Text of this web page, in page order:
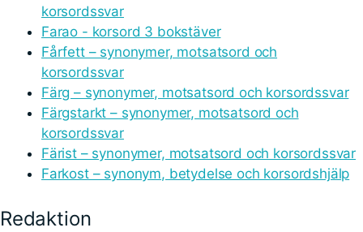
korsordssvar
Farao - korsord 3 bokstäver
Fårfett – synonymer, motsatsord och
korsordssvar
Färg – synonymer, motsatsord och korsordssvar
Färgstarkt – synonymer, motsatsord och
korsordssvar
Färist – synonymer, motsatsord och korsordssvar
Farkost – synonym, betydelse och korsordshjälp
Redaktion